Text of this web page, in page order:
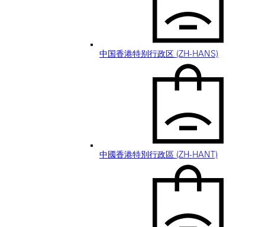
中国香港特别行政区 (ZH-HANS)
中國香港特別行政區 (ZH-HANT)